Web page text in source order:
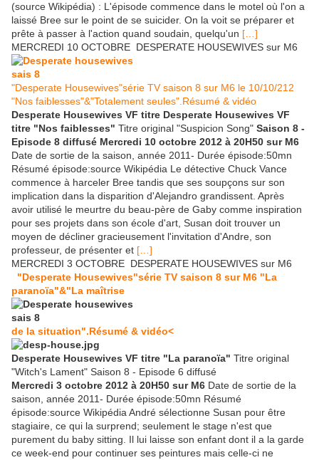
(source Wikipédia) : L'épisode commence dans le motel où l'on a
laissé Bree sur le point de se suicider. On la voit se préparer et
prête à passer à l'action quand soudain, quelqu'un […]
MERCREDI 10 OCTOBRE DESPERATE HOUSEWIVES sur M6
"Desperate Housewives"série TV saison 8 sur M6 le 10/10/212
"Nos faiblesses"&"Totalement seules".Résumé & vidéo
Desperate Housewives VF titre Desperate Housewives VF
titre "Nos faiblesses" Titre original "Suspicion Song" Saison 8 -
Episode 8 diffusé Mercredi 10 octobre 2012 à 20H50 sur M6
Date de sortie de la saison, année 2011- Durée épisode:50mn
Résumé épisode:source Wikipédia Le détective Chuck Vance
commence à harceler Bree tandis que ses soupçons sur son
implication dans la disparition d'Alejandro grandissent. Après
avoir utilisé le meurtre du beau-père de Gaby comme inspiration
pour ses projets dans son école d'art, Susan doit trouver un
moyen de décliner gracieusement l'invitation d'Andre, son
professeur, de présenter et […]
MERCREDI 3 OCTOBRE DESPERATE HOUSEWIVES sur M6
"Desperate Housewives"série TV saison 8 sur M6 "La
paranoïa"&"La maîtrise
de la situation".Résumé & vidéo<
Desperate Housewives VF titre "La paranoïa" Titre original
"Witch's Lament" Saison 8 - Episode 6 diffusé
Mercredi 3 octobre 2012 à 20H50 sur M6 Date de sortie de la
saison, année 2011- Durée épisode:50mn Résumé
épisode:source Wikipédia André sélectionne Susan pour être
stagiaire, ce qui la surprend; seulement le stage n'est que
purement du baby sitting. Il lui laisse son enfant dont il a la garde
ce week-end pour continuer ses peintures mais celle-ci ne